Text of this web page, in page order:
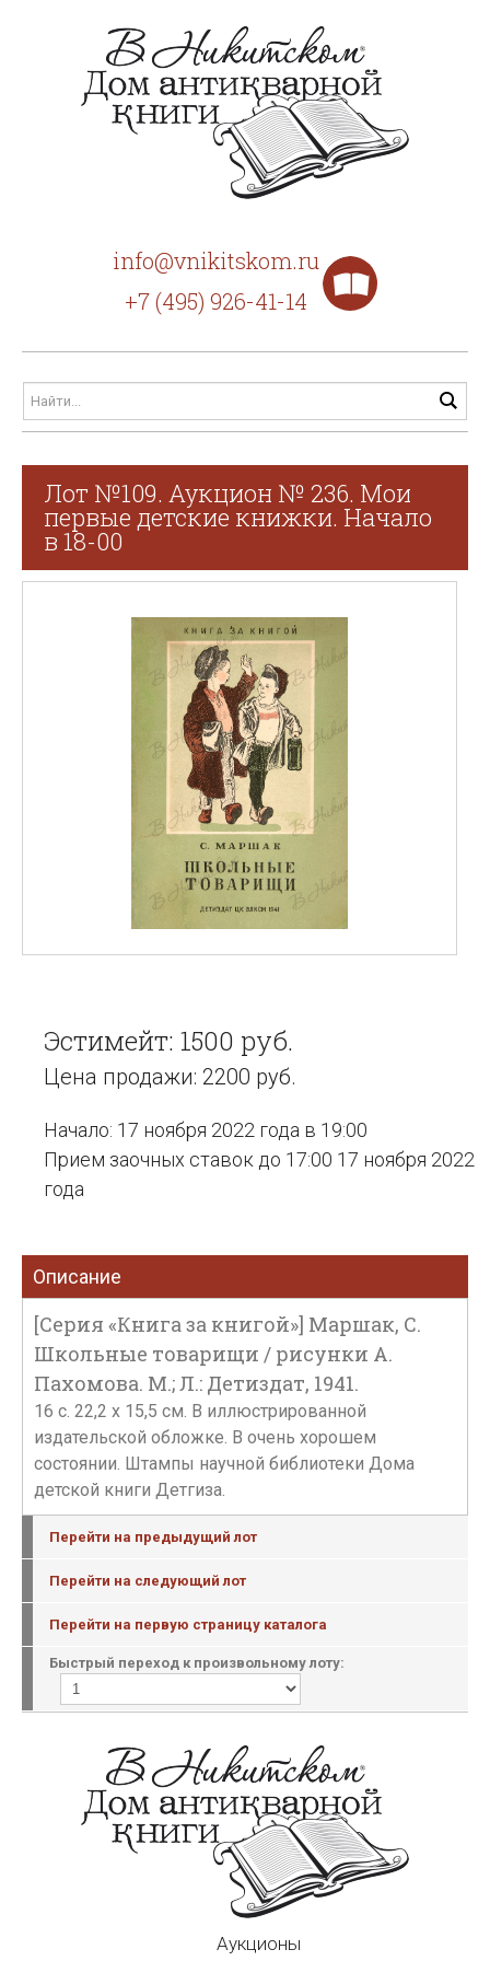
info@vnikitskom.ru
+7 (495) 926-41-14
Лот №109. Аукцион № 236. Мои
первые детские книжки. Начало
в 18-00
Эстимейт: 1500 руб.
Цена продажи: 2200 руб.
Начало: 17 ноября 2022 года в 19:00
Прием заочных ставок до 17:00 17 ноября 2022
года
Описание
[Серия «Книга за книгой»] Маршак, С.
Школьные товарищи / рисунки А.
Пахомова. М.; Л.: Детиздат, 1941.
16 с. 22,2 х 15,5 см. В иллюстрированной
издательской обложке. В очень хорошем
состоянии. Штампы научной библиотеки Дома
детской книги Детгиза.
Перейти на предыдущий лот
Перейти на следующий лот
Перейти на первую страницу каталога
Быстрый переход к произвольному лоту:
Аукционы